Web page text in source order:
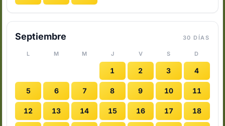
Septiembre 30 DÍAS
L M M J V S D
1 2 3 4
5 6 7 8 9 10 11
12 13 14 15 16 17 18